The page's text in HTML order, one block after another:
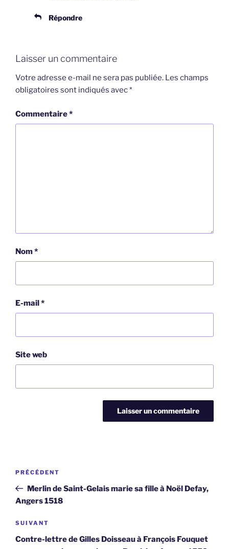
Répondre
Laisser un commentaire
Votre adresse e-mail ne sera pas publiée. Les champs
obligatoires sont indiqués avec*
Commentaire*
Nom*
E-mail*
Site web
Navigation
l’article
Article
précédent
PRÉCÉDENT
Merlin de Saint-Gelais marie sa fille à Noël Defay,
Angers 1518
Article
suivant
SUIVANT
Contre-lettre de Gilles Doisseau à François Fouquet